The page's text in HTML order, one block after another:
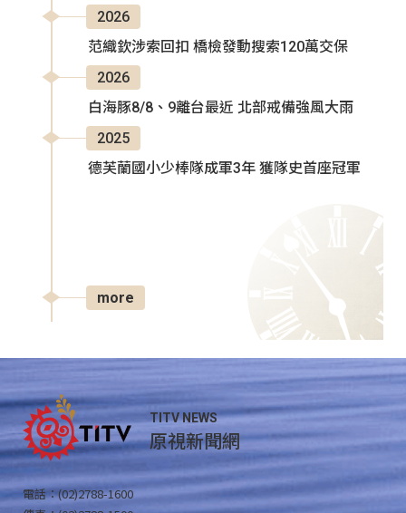
2026
范織欽涉索回扣 橋檢發動搜索120萬交保
2026
白海豚8/8、9離台最近 北部戒備強風大雨
2025
德芙蘭國小少棒隊成軍3年 獲隊史首座冠軍
more
TITV NEWS
原視新聞網
電話：(02)2788-1600